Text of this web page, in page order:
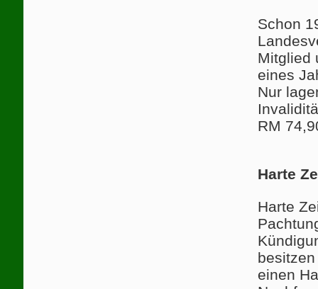
Schon
Mitglied
eines
Nur
RM
Harte
Harte
einen